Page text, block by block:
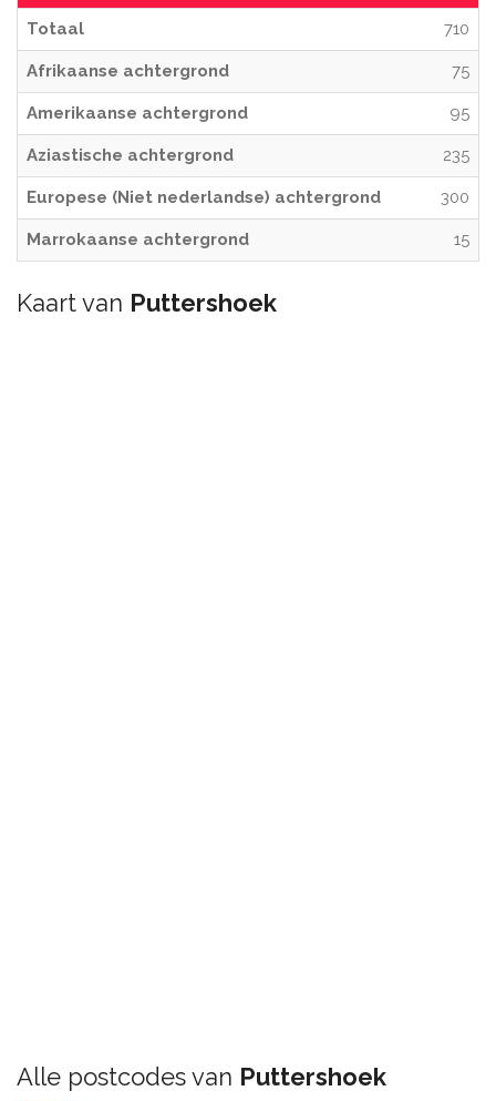
Totaal 710
Afrikaanse achtergrond 75
Amerikaanse achtergrond 95
Aziastische achtergrond 235
Europese (Niet nederlandse) achtergrond 300
Marrokaanse achtergrond 15
Kaart van Puttershoek
Alle postcodes van Puttershoek